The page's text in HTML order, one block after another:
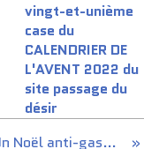
vingt-et-unième
case du
CALENDRIER DE
L'AVENT 2022 du
site passage du
désir
Un Noël anti-gaspi avec Phenix